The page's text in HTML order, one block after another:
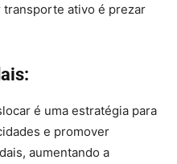
ativo é prezar
é uma estratégia para
e promover
aumentando a